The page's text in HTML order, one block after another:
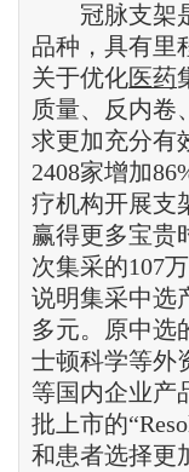
冠脉支架是
品种，具有里
关于优化医药
质量、反内卷
求更加充分有
2408家增加
疗机构开展支
赢得更多宝贵
次集采的107
说明集采中选
多元。原中选
士顿科学等外
等国内企业产
批上市的
和患者选择更